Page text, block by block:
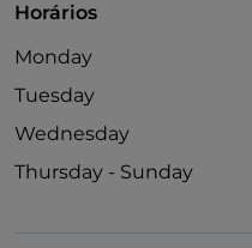
Horários
Monday
Tuesday
Wednesday
Thursday - Sunday